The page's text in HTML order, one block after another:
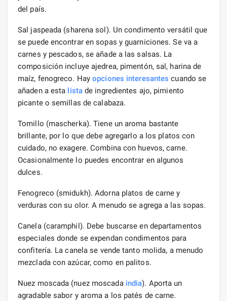
del país.
Sal jaspeada (sharena sol). Un condimento versátil que
se puede encontrar en sopas y guarniciones. Se va a
carnes y pescados, se añade a las salsas. La
composición incluye ajedrea, pimentón, sal, harina de
maíz, fenogreco. Hayopciones interesantes cuando se
añaden a esta listade ingredientes ajo, pimiento
picante o semillas de calabaza.
Tomillo (mascherka). Tiene un aroma bastante
brillante, por lo que debe agregarlo a los platos con
cuidado, no exagere. Combina con huevos, carne.
Ocasionalmente lo puedes encontrar en algunos
dulces.
Fenogreco (smidukh). Adorna platos de carne y
verduras con su olor. A menudo se agrega a las sopas.
Canela (caramphil). Debe buscarse en departamentos
especiales donde se expendan condimentos para
confitería. La canela se vende tanto molida, a menudo
mezclada con azúcar, como en palitos.
Nuez moscada (nuez moscada india). Aporta un
agradable sabor y aroma a los patés de carne.